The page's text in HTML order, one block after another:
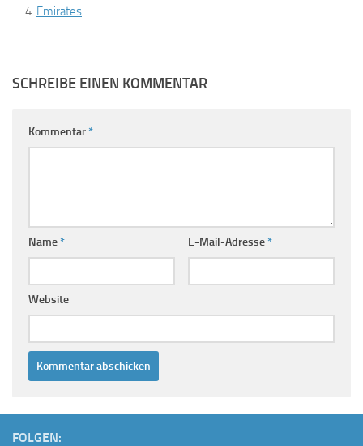
Emirates
SCHREIBE EINEN KOMMENTAR
Kommentar*
Name* E-Mail-Adresse*
Website
FOLGEN: